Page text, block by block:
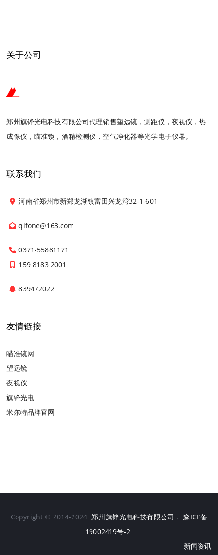
关于公司
郑州旗锋光电科技有限公司代理销售望远镜，测距仪，夜视仪，热
成像仪，瞄准镜，酒精检测仪，空气净化器等光学电子仪器。
联系我们
河南省郑州市新郑龙湖镇富田兴龙湾32-1-601
qifone@163.com
0371-55881171
159 8183 2001
839472022
友情链接
瞄准镜网
望远镜
夜视仪
旗锋光电
米尔特品牌官网
Copyright © 2014-2024 郑州旗锋光电科技有限公司 . 豫ICP备
19002419号-2
新闻资讯